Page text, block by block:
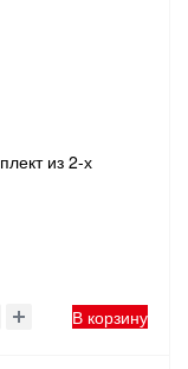
из 2-х
В корзину